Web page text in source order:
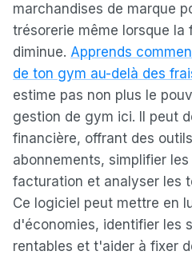
marchandises de marque
trésorerie même lorsque la
diminue. Apprends
de ton gym au-delà des
estime pas non plus le
gestion de gym ici. Il peut
financière, offrant des
abonnements, simplifier
facturation et analyser les
Ce logiciel peut mettre en
d'économies, identifier les
rentables et t'aider à fixer